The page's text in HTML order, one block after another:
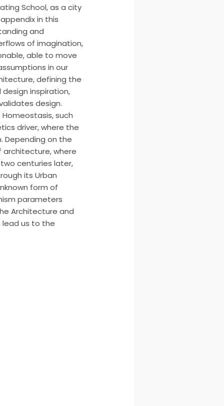
School, as a city
in this
and
of imagination,
able to move
in our
defining the
inspiration,
design.
such
driver, where the
Depending on the
where
centuries later,
its Urban
form of
parameters
Architecture and
lead us to the